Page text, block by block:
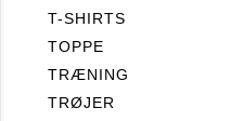
T-SHIRTS
TOPPE
TRÆNING
TRØJER